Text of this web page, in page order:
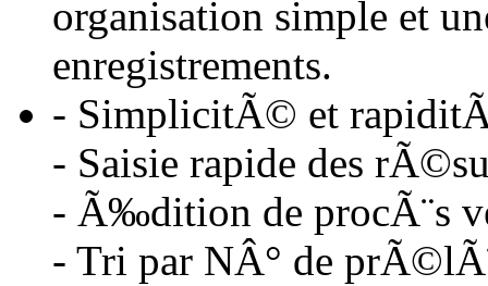
organisation simple et
enregistrements.
- SimplicitÃ© et
- Saisie rapide des
- Ã‰dition de procÃ¨s
- Tri par NÂ° de